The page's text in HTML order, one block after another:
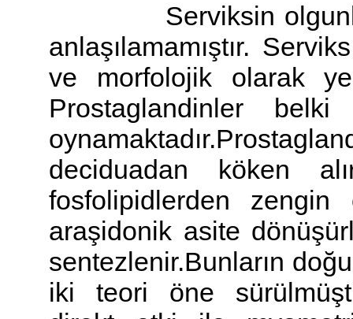
Serviksin
anlaşılamamıştır.
ve morfolojik olarak
Prostaglandinler
deciduadan köken
fosfolipidlerden
araşidonik asite
sentezlenir.Bunların
iki teori öne